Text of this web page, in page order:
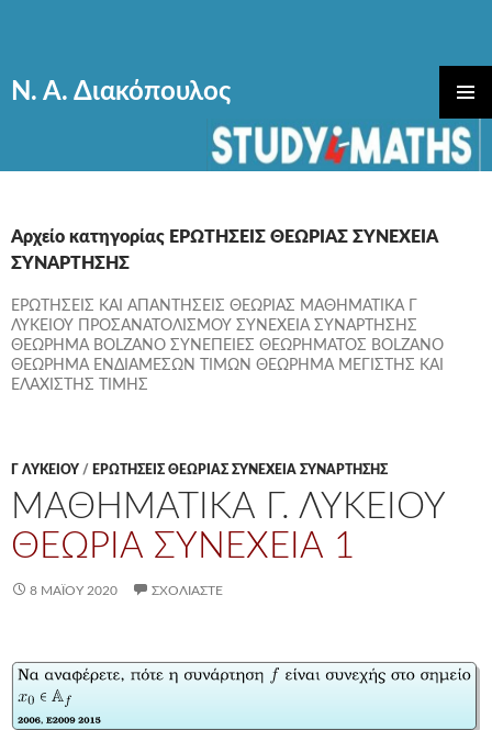
Ν. Α. Διακόπουλος
ΚΎΡΙΟ
ΜΕΝΟΎ
Αρχείο κατηγορίας ΕΡΩΤΗΣΕΙΣ ΘΕΩΡΙΑΣ ΣΥΝΕΧΕΙΑ
ΣΥΝΑΡΤΗΣΗΣ
ΕΡΩΤΗΣΕΙΣ ΚΑΙ ΑΠΑΝΤΗΣΕΙΣ ΘΕΩΡΙΑΣ ΜΑΘΗΜΑΤΙΚΑ Γ
ΛΥΚΕΙΟΥ ΠΡΟΣΑΝΑΤΟΛΙΣΜΟΥ ΣΥΝΕΧΕΙΑ ΣΥΝΑΡΤΗΣΗΣ
ΘΕΩΡΗΜΑ BOLZANO ΣΥΝΕΠΕΙΕΣ ΘΕΩΡΗΜΑΤΟΣ BOLZANO
ΘΕΩΡΗΜΑ ΕΝΔΙΑΜΕΣΩΝ ΤΙΜΩΝ ΘΕΩΡΗΜΑ ΜΕΓΙΣΤΗΣ ΚΑΙ
ΕΛΑΧΙΣΤΗΣ ΤΙΜΗΣ
Γ ΛΥΚΕΊΟΥ / ΕΡΩΤΗΣΕΙΣ ΘΕΩΡΙΑΣ ΣΥΝΕΧΕΙΑ ΣΥΝΑΡΤΗΣΗΣ
ΜΑΘΗΜΑΤΙΚΑ Γ. ΛΥΚΕΙΟΥ
ΘΕΩΡΙΑ ΣΥΝΕΧΕΙΑ 1
8 ΜΑΪ́ΟΥ 2020 ΣΧΟΛΙΆΣΤΕ